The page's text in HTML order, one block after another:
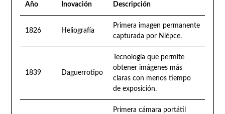
Año Inovación Descripción
1826 Heliografía
Primera imagen permanente
capturada por Niépce.
1839 Daguerrotipo
Tecnología que permite
obtener imágenes más
claras con menos tiempo
de exposición.
Primera cámara portátil